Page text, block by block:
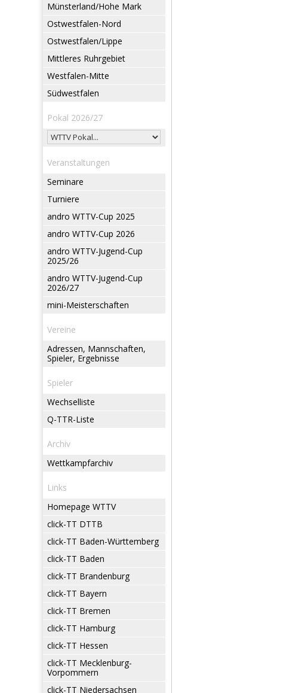
Münsterland/Hohe Mark
Ostwestfalen-Nord
Ostwestfalen/Lippe
Mittleres Ruhrgebiet
Westfalen-Mitte
Südwestfalen
Pokal 2026/27
Veranstaltungen
Seminare
Turniere
andro WTTV-Cup 2025
andro WTTV-Cup 2026
andro WTTV-Jugend-Cup
2025/26
andro WTTV-Jugend-Cup
2026/27
mini-Meisterschaften
Vereine
Adressen, Mannschaften,
Spieler, Ergebnisse
Spieler
Wechselliste
Q-TTR-Liste
Archiv
Wettkampfarchiv
Links
Homepage WTTV
click-TT DTTB
click-TT Baden-Württemberg
click-TT Baden
click-TT Brandenburg
click-TT Bayern
click-TT Bremen
click-TT Hamburg
click-TT Hessen
click-TT Mecklenburg-
Vorpommern
click-TT Niedersachsen